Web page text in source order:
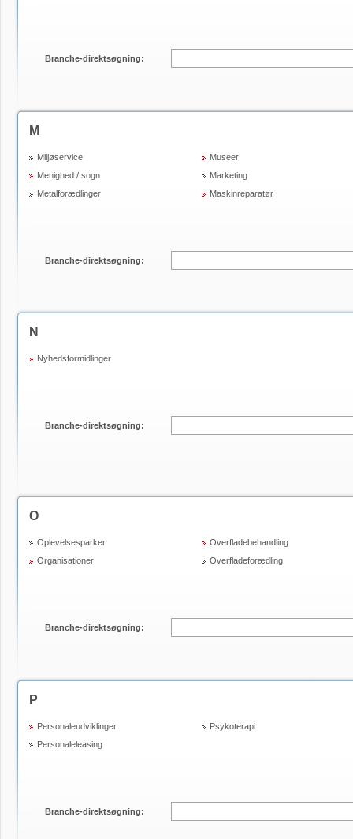
Branche-direktsøgning:
M
Miljøservice
Menighed / sogn
Metalforædlinger
Museer
Marketing
Maskinreparatør
Branche-direktsøgning:
N
Nyhedsformidlinger
Branche-direktsøgning:
O
Oplevelsesparker
Organisationer
Overfladebehandling
Overfladeforædling
Branche-direktsøgning:
P
Personaleudviklinger
Personaleleasing
Psykoterapi
Branche-direktsøgning: